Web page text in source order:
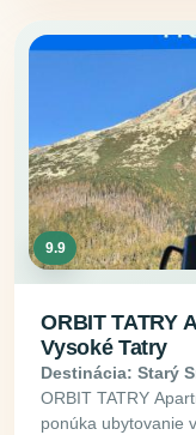
9.9
ORBIT TATRY
Vysoké Tatry
Destinácia: Starý
ORBIT TATRY
ponúka ubytovanie